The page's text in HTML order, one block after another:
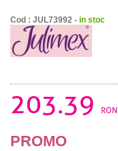
Cod : JUL73992 - in stoc
203.39 RON
PROMO